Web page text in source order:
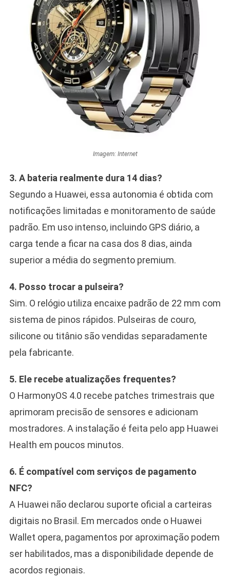
Imagem: Internet
3. A bateria realmente dura 14 dias?
Segundo a Huawei, essa autonomia é obtida com
notificações limitadas e monitoramento de saúde
padrão. Em uso intenso, incluindo GPS diário, a
carga tende a ficar na casa dos 8 dias, ainda
superior a média do segmento premium.
4. Posso trocar a pulseira?
Sim. O relógio utiliza encaixe padrão de 22 mm com
sistema de pinos rápidos. Pulseiras de couro,
silicone ou titânio são vendidas separadamente
pela fabricante.
5. Ele recebe atualizações frequentes?
O HarmonyOS 4.0 recebe patches trimestrais que
aprimoram precisão de sensores e adicionam
mostradores. A instalação é feita pelo app Huawei
Health em poucos minutos.
6. É compatível com serviços de pagamento
NFC?
A Huawei não declarou suporte oficial a carteiras
digitais no Brasil. Em mercados onde o Huawei
Wallet opera, pagamentos por aproximação podem
ser habilitados, mas a disponibilidade depende de
acordos regionais.